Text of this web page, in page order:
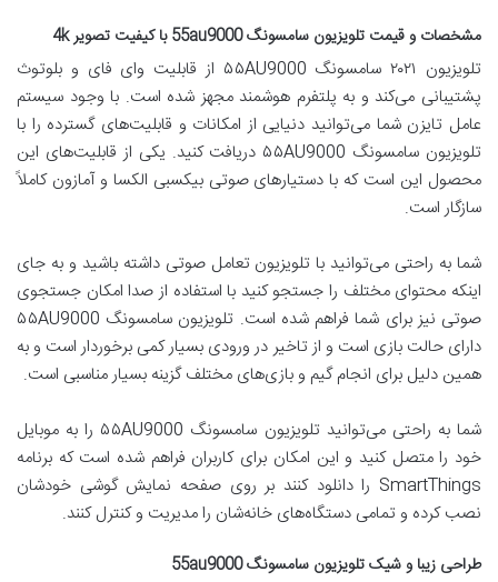
مشخصات و قیمت تلویزیون سامسونگ 55au9000 با کیفیت تصویر 4k
تلویزیون ۲۰۲۱ سامسونگ ۵۵AU9000 از قابلیت وای فای و بلوتوث
پشتیبانی می‌کند و به پلتفرم هوشمند مجهز شده است. با وجود سیستم
عامل تایزن شما می‌توانید دنیایی از امکانات و قابلیت‌های گسترده را با
تلویزیون سامسونگ ۵۵AU9000 دریافت کنید. یکی از قابلیت‌های این
محصول این است که با دستیارهای صوتی بیکسبی الکسا و آمازون کاملاً
سازگار است.
شما به راحتی می‌توانید با تلویزیون تعامل صوتی داشته باشید و به جای
اینکه محتوای مختلف را جستجو کنید با استفاده از صدا امکان جستجوی
صوتی نیز برای شما فراهم شده است. تلویزیون سامسونگ ۵۵AU9000
دارای حالت بازی است و از تاخیر در ورودی بسیار کمی برخوردار است و به
همین دلیل برای انجام گیم و بازی‌های مختلف گزینه بسیار مناسبی است.
شما به راحتی می‌توانید تلویزیون سامسونگ ۵۵AU9000 را به موبایل
خود را متصل کنید و این امکان برای کاربران فراهم شده است که برنامه
SmartThings را دانلود کنند بر روی صفحه نمایش گوشی خودشان
نصب کرده و تمامی دستگاه‌های خانه‌شان را مدیریت و کنترل کنند.
طراحی زیبا و شیک تلویزیون سامسونگ 55au9000